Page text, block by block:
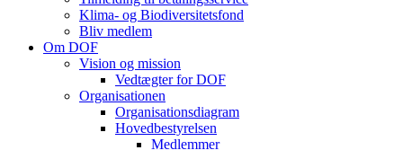
Klima- og Biodiversitetsfond
Bliv medlem
Om DOF
Vision og mission
Vedtægter for DOF
Organisationen
Organisationsdiagram
Hovedbestyrelsen
Medlemmer